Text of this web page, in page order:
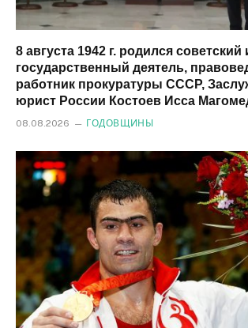
8 августа 1942 г. родился
государственный деятель,
работник прокуратуры СССР,
юрист России Костоев Исса
08.08.2026 ГОДОВЩИНЫ